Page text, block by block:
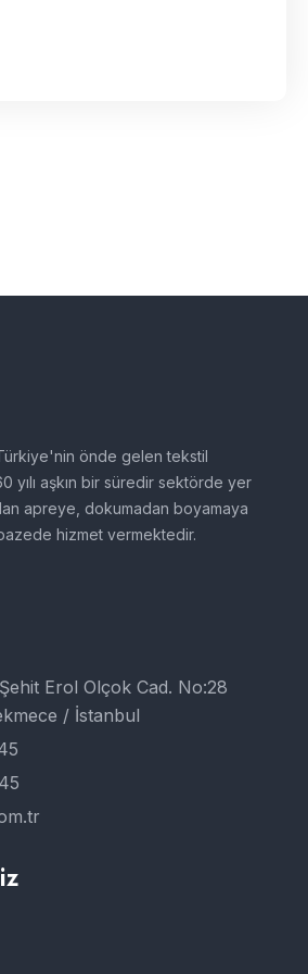
önde gelen tekstil
yılı aşkın bir süredir sektörde yer
apreye, dokumadan boyamaya
hizmet vermektedir.
Erol Olçok Cad. No:28
/ İstanbul